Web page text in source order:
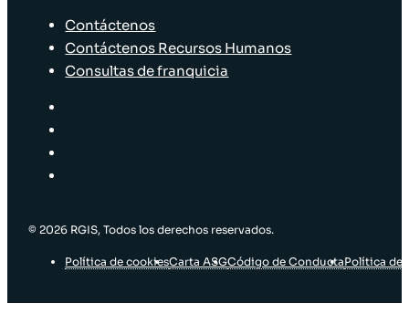
Contáctenos
Contáctenos Recursos Humanos
Consultas de franquicia
© 2026 RGIS, Todos los derechos reservados.
Política de cookiesCarta ASGCódigo de ConductaPolítica de